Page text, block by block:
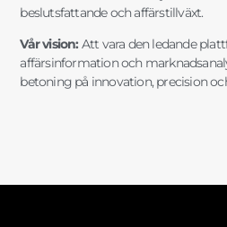
beslutsfattande och affärstillväxt.
Vår vision: Att vara den ledande
affärsinformation och
betoning på innovation, precision